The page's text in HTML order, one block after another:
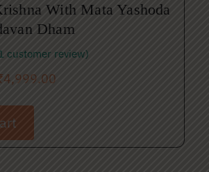
With Mata Yashoda
Dham
customer review)
4,999.00